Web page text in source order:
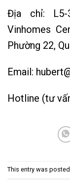
Địa chỉ: L5-
Vinhomes
Phường 22,
Email:
Hotline (tư
This entry was